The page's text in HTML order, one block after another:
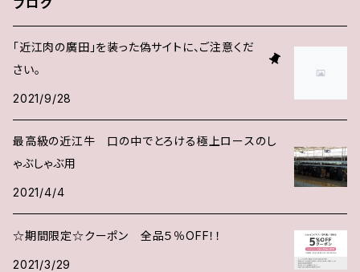
「近江肉の廣田」を装った偽サイトに、ご注意くだ
さい。
2021/9/28
最高級の近江牛 口の中でとろける極上ロースのし
ゃぶしゃぶ用
2021/4/4
☆期間限定☆クーポン 全品５％OFF！！
2021/3/29